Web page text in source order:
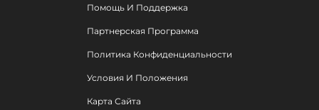
Помощь И Поддержка
Партнерская Программа
Политика Конфиденциальности
Условия И Положения
Карта Сайта